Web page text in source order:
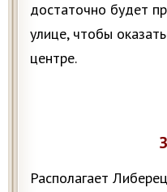
достаточно будет
улице, чтобы
центре.
Располагает